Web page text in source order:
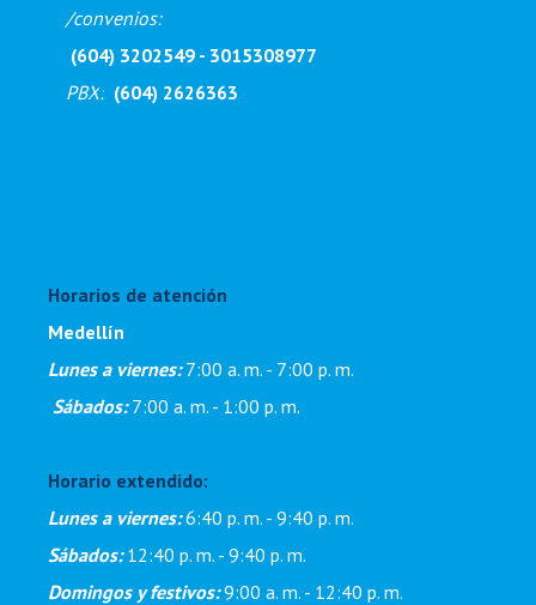
/convenios:
(604) 3202549 - 3015308977
PBX: (604) 2626363
Horarios de atención
Medellín
Lunes a viernes:7:00 a. m. - 7:00 p. m.
Sábados:7:00 a. m. - 1:00 p. m.
Horario extendido:
Lunes a viernes:6:40 p. m. - 9:40 p. m.
Sábados:12:40 p. m. - 9:40 p. m.
Domingos y festivos:9:00 a. m. - 12:40 p. m.